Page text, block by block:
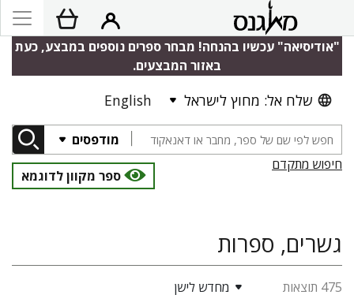
"אודיסיאה" עכשיו בהנחה! מבחר ספרים נוספים במבצע, כעת
באזור המבצעים.
שלח אל: מחוץ לישראל English
מודפסים
חיפוש מתקדם
ספר מקוון לדוגמא
גשרים, ספרות
475 תוצאות מחדש לישן